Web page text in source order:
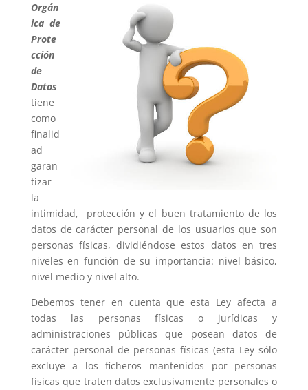
Orgán
ica de
Prote
cción
de
Datos
tiene
como
finalid
ad
garan
tizar
la
intimidad, protección y el buen tratamiento de los
datos de carácter personal de los usuarios que son
personas físicas, dividiéndose estos datos en tres
niveles en función de su importancia: nivel básico,
nivel medio y nivel alto.
Debemos tener en cuenta que esta Ley afecta a
todas las personas físicas o jurídicas y
administraciones públicas que posean datos de
carácter personal de personas físicas (esta Ley sólo
excluye a los ficheros mantenidos por personas
físicas que traten datos exclusivamente personales o